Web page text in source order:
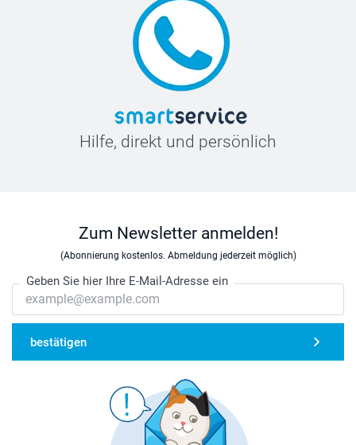
Hilfe, direkt und persönlich
Zum Newsletter anmelden!
(Abonnierung kostenlos. Abmeldung jederzeit möglich)
Geben Sie hier Ihre E-Mail-Adresse ein
bestätigen